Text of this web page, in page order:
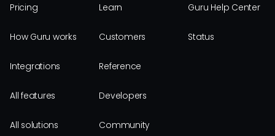
Pricing
How Guru works
Integrations
All features
All solutions
Learn
Customers
Reference
Developers
Community
Guru Help Center
Status